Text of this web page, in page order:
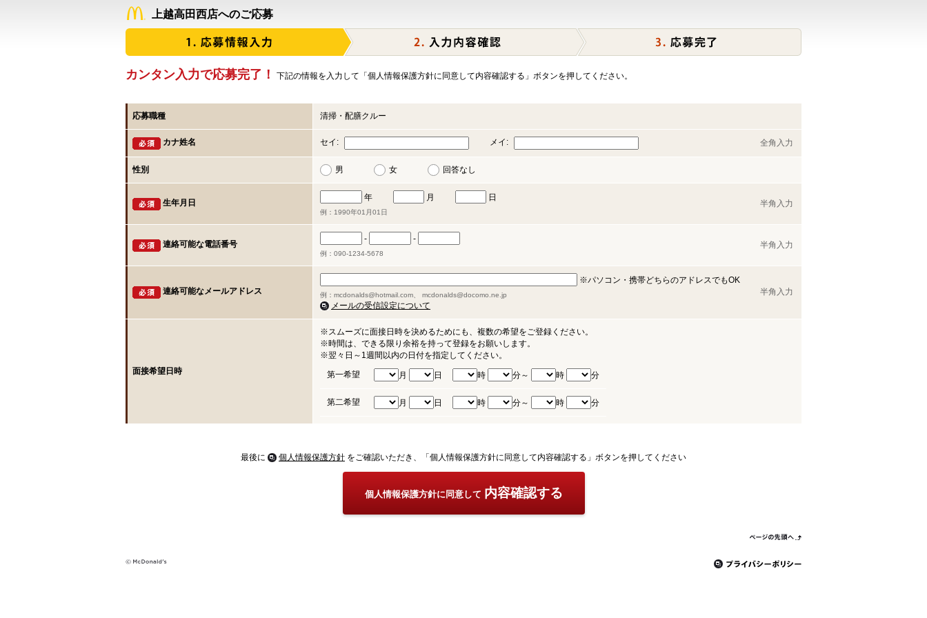
上越高田西店へのご応募
カンタン入力で応募完了！ 下記の情報を入力して「個人情報保護方針に同意して内容確認する」ボタンを押してください。
応募職種 清掃・配膳クルー
カナ姓名 セイ: メイ: 全角入力
性別 男 女 回答なし
生年月日
年 月 日
例：1990年01月01日
半角入力
連絡可能な電話番号
- -
例：090-1234-5678
半角入力
連絡可能なメールアドレス
※パソコン・携帯どちらのアドレスでもOK
例：mcdonalds@hotmail.com、 mcdonalds@docomo.ne.jp
メールの受信設定について
半角入力
面接希望日時
※スムーズに面接日時を決めるためにも、複数の希望をご登録ください。
※時間は、できる限り余裕を持って登録をお願いします。
※翌々日～1週間以内の日付を指定してください。
第一希望
月 日 時 分～ 時 分
第二希望 月 日 時 分～ 時 分
最後に 個人情報保護方針 をご確認いただき、「個人情報保護方針に同意して内容確認する」ボタンを押してください
個人情報保護方針に同意して 内容確認する